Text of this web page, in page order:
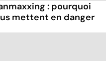
: pourquoi
mettent en danger